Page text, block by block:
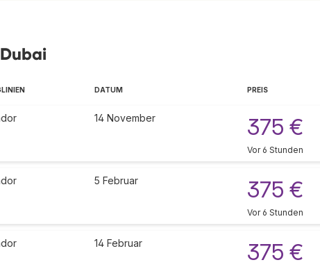
DATUM PREIS
14 November 375 €
Vor 6 Stunden
5 Februar 375 €
Vor 6 Stunden
14 Februar 375 €